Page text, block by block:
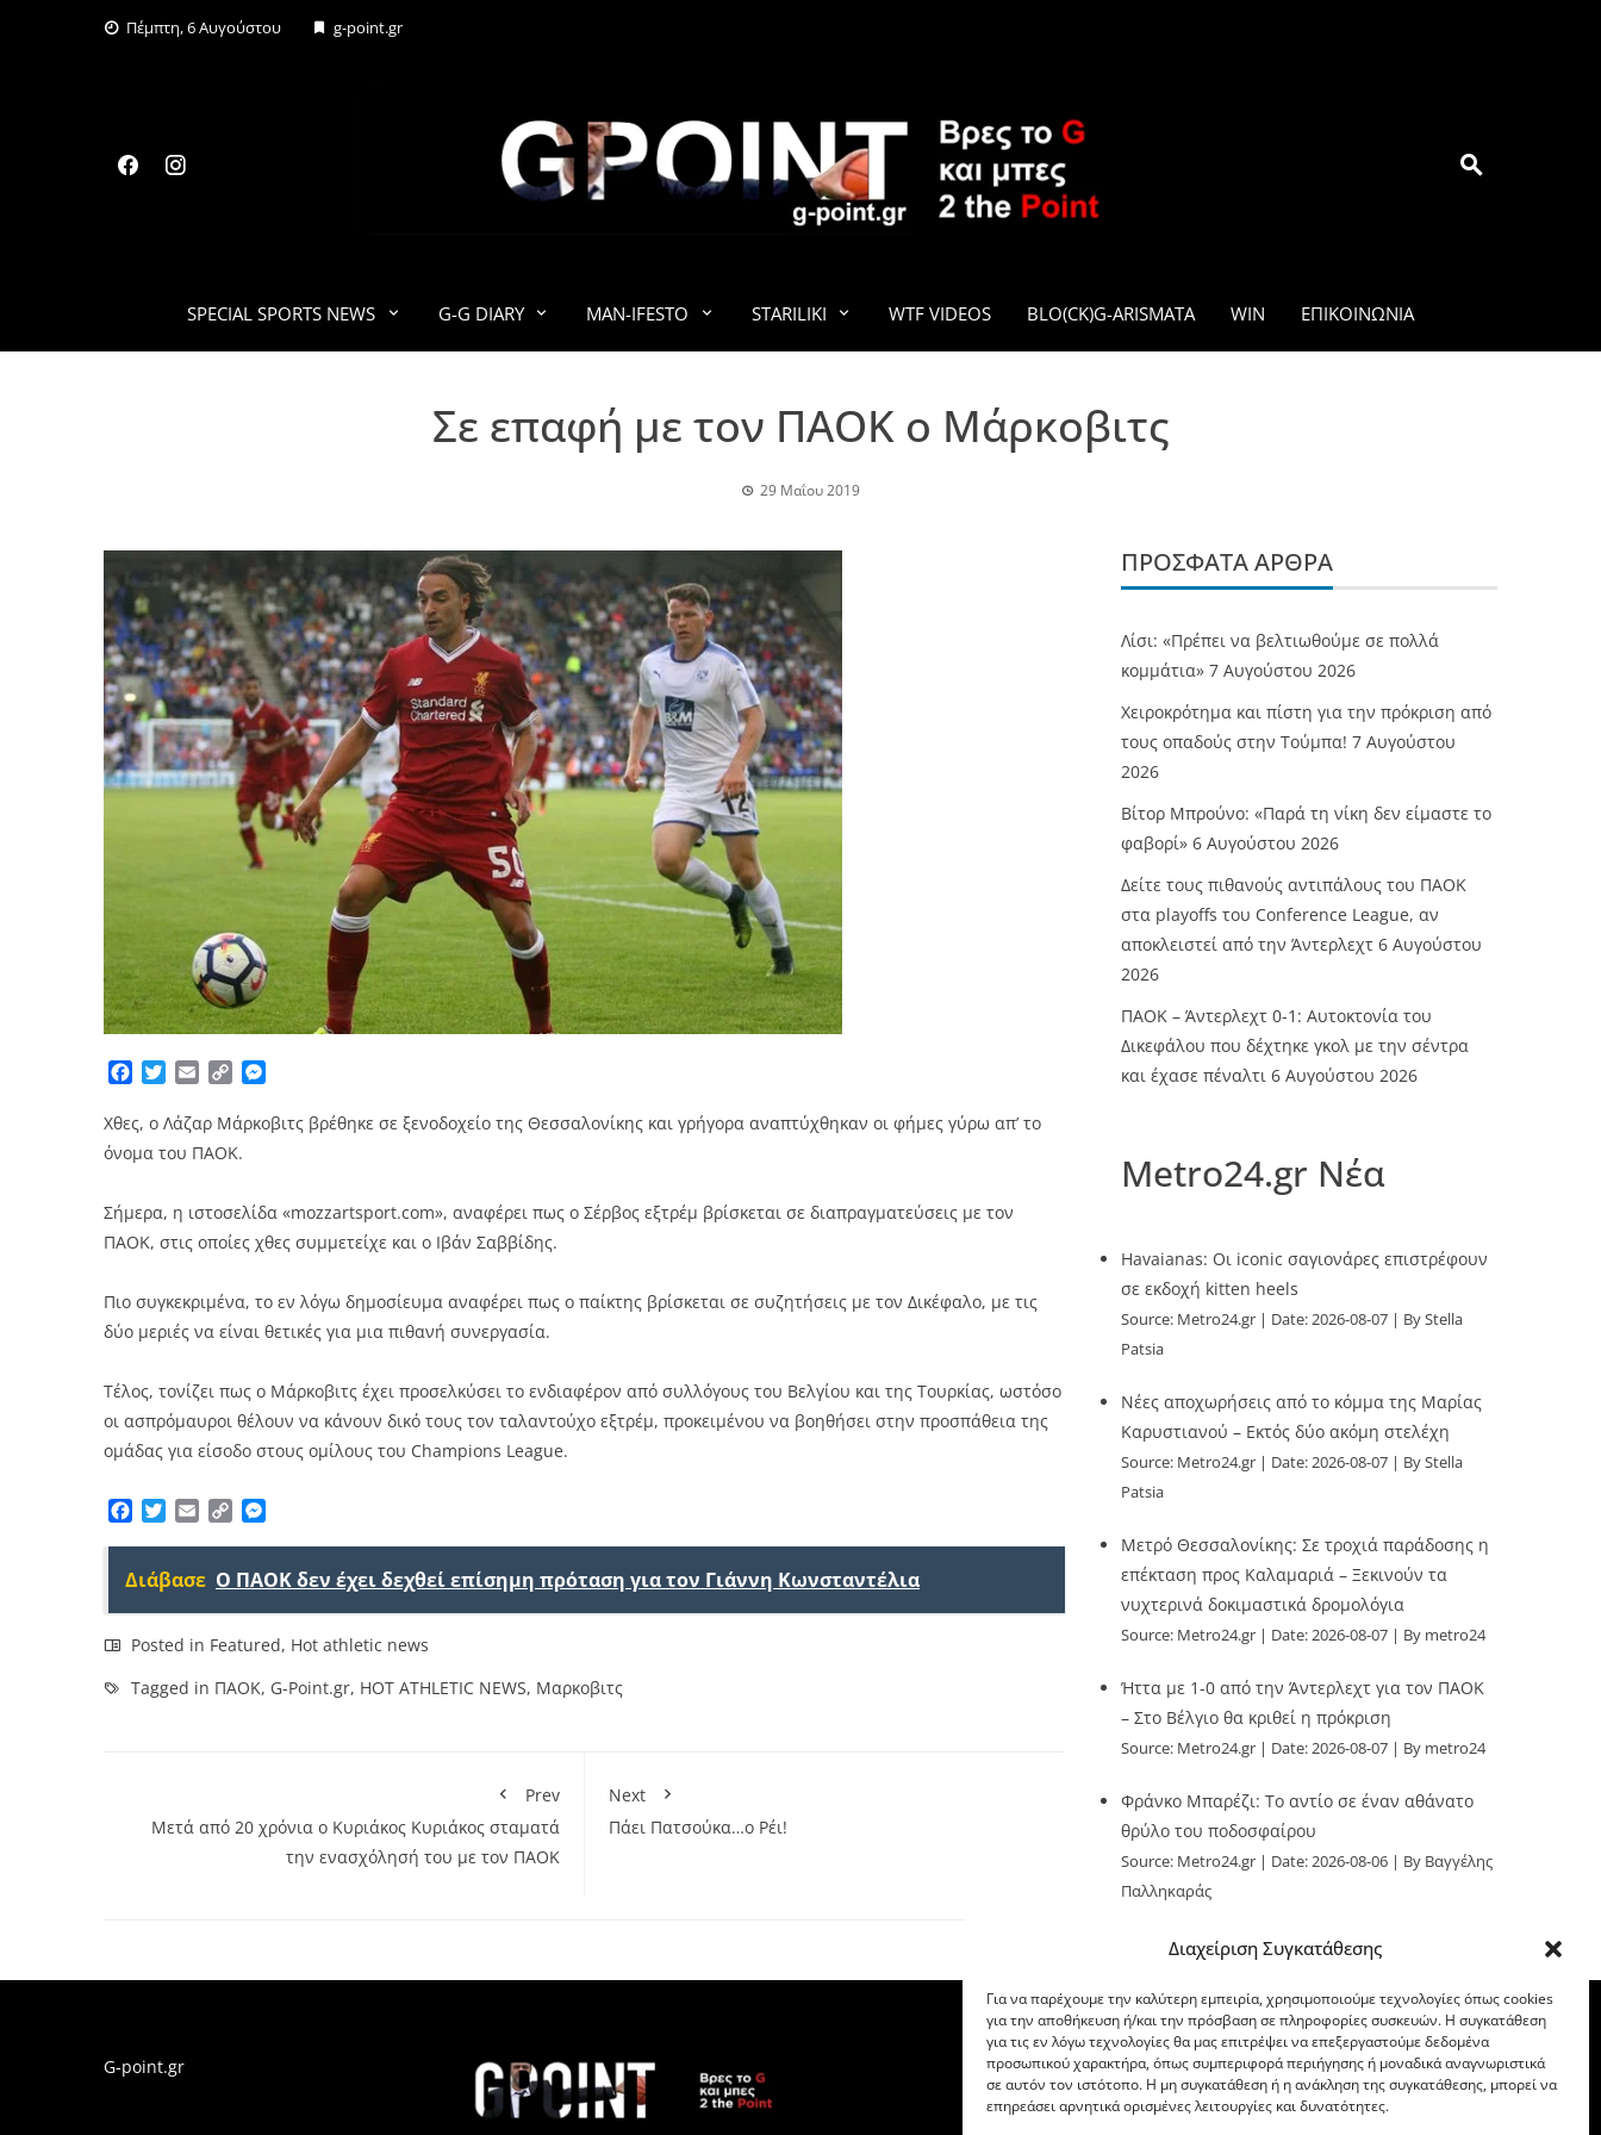
Διαχείριση Συγκατάθεσης
Για να παρέχουμε την καλύτερη εμπειρία, χρησιμοποιούμε τεχνολογίες όπως cookies
για την αποθήκευση ή/και την πρόσβαση σε πληροφορίες συσκευών. Η συγκατάθεση
για τις εν λόγω τεχνολογίες θα μας επιτρέψει να επεξεργαστούμε δεδομένα
προσωπικού χαρακτήρα, όπως συμπεριφορά περιήγησης ή μοναδικά αναγνωριστικά
σε αυτόν τον ιστότοπο. Η μη συγκατάθεση ή η ανάκληση της συγκατάθεσης, μπορεί να
επηρεάσει αρνητικά ορισμένες λειτουργίες και δυνατότητες.
Πέμπτη, 6 Αυγούστου g-point.gr
G-POINT.GR
SPECIAL SPORTS NEWS G-G DIARY MAN-IFESTO STARILIKI WTF VIDEOS BLO(CK)G-ARISMATA WIN ΕΠΙΚΟΙΝΩΝΊΑ
Σε επαφή με τον ΠΑΟΚ ο Μάρκοβιτς
29 Μαΐου 2019
Facebook
TwitterEmailCopy
Χθες, ο Λάζαρ Μάρκοβιτς βρέθηκε σε ξενοδοχείο της Θεσσαλονίκης και γρήγορα αναπτύχθηκαν οι φήμες γύρω απ’ το
όνομα του ΠΑΟΚ.
Σήμερα, η ιστοσελίδα «mozzartsport.com», αναφέρει πως ο Σέρβος εξτρέμ βρίσκεται σε διαπραγματεύσεις με τον
ΠΑΟΚ, στις οποίες χθες συμμετείχε και ο Ιβάν Σαββίδης.
Πιο συγκεκριμένα, το εν λόγω δημοσίευμα αναφέρει πως ο παίκτης βρίσκεται σε συζητήσεις με τον Δικέφαλο, με τις
δύο μεριές να είναι θετικές για μια πιθανή συνεργασία.
Τέλος, τονίζει πως ο Μάρκοβιτς έχει προσελκύσει το ενδιαφέρον από συλλόγους του Βελγίου και της Τουρκίας, ωστόσο
οι ασπρόμαυροι θέλουν να κάνουν δικό τους τον ταλαντούχο εξτρέμ, προκειμένου να βοηθήσει στην προσπάθεια της
ομάδας για είσοδο στους ομίλους του Champions League.
Facebook
TwitterEmailCopy
Διάβασε Ο ΠΑΟΚ δεν έχει δεχθεί επίσημη πρόταση για τον Γιάννη Κωνσταντέλια
Posted in Featured, Hot athletic news
Tagged in ΠΑΟΚ, G-Point.gr, HOT ATHLETIC NEWS, Μαρκοβιτς
Prev
Μετά από 20 χρόνια ο Κυριάκος Κυριάκος σταματά
την ενασχόλησή του με τον ΠΑΟΚ
Next
Πάει Πατσούκα…ο Ρέι!
ΠΡΌΣΦΑΤΑ ΆΡΘΡΑ
Λίσι: «Πρέπει να βελτιωθούμε σε πολλά
κομμάτια» 7 Αυγούστου 2026
Χειροκρότημα και πίστη για την πρόκριση από
τους οπαδούς στην Τούμπα! 7 Αυγούστου
2026
Βίτορ Μπρούνο: «Παρά τη νίκη δεν είμαστε το
φαβορί» 6 Αυγούστου 2026
Δείτε τους πιθανούς αντιπάλους του ΠΑΟΚ
στα playoffs του Conference League, αν
αποκλειστεί από την Άντερλεχτ 6 Αυγούστου
2026
ΠΑΟΚ – Άντερλεχτ 0-1: Αυτοκτονία του
Δικεφάλου που δέχτηκε γκολ με την σέντρα
και έχασε πέναλτι 6 Αυγούστου 2026
Metro24.gr Νέα
Havaianas: Οι iconic σαγιονάρες επιστρέφουν
σε εκδοχή kitten heels
Source: Metro24.gr Date: 2026-08-07
By Stella
Patsia
Νέες αποχωρήσεις από το κόμμα της Μαρίας
Καρυστιανού – Εκτός δύο ακόμη στελέχη
Source: Metro24.gr Date: 2026-08-07
By Stella
Patsia
Μετρό Θεσσαλονίκης: Σε τροχιά παράδοσης η
επέκταση προς Καλαμαριά – Ξεκινούν τα
νυχτερινά δοκιμαστικά δρομολόγια
Source: Metro24.gr Date: 2026-08-07 By metro24
Ήττα με 1-0 από την Άντερλεχτ για τον ΠΑΟΚ
– Στο Βέλγιο θα κριθεί η πρόκριση
Source: Metro24.gr Date: 2026-08-07 By metro24
Φράνκο Μπαρέζι: Το αντίο σε έναν αθάνατο
θρύλο του ποδοσφαίρου
Source: Metro24.gr Date: 2026-08-06
By Βαγγέλης
Παλληκαράς
G-point.gr